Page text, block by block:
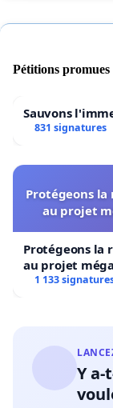
Pétitions
Sauvons
831 signatures
Protégeons
au projet
Protégeons la
au projet
1 133
Y